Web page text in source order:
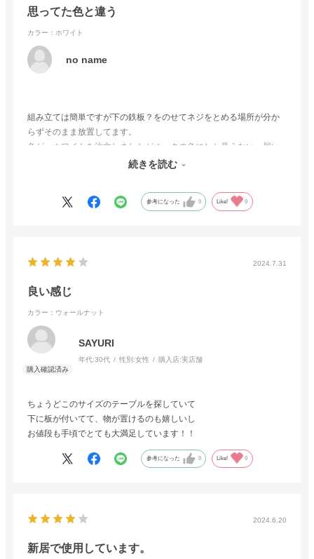
思ってた色と違う
カラー：ホワイト
no name
組み立ては簡単ですが下の鉄板？をのせてネジをとめる場所が分か
らずそのまま放置してます。
色が‥ホワイトを注文しましたがオークの色にしか見えない。届い
た箱にもホワイトと書いてあるのでホワイトなんでしょうけど画像
続きを読む
参考になった 0 Like! 0
2024.7.31
良い感じ
カラー：ウォールナット
SAYURI
年代:30代 性別:女性 購入店:実店舗
ちょうどこのサイズのテーブルを探していて
下に板が付いてて、物が置けるのも嬉しいし
お値段も手頃でとても大満足しています！！
参考になった 0 Like! 0
2024.6.20
新居で使用しています。